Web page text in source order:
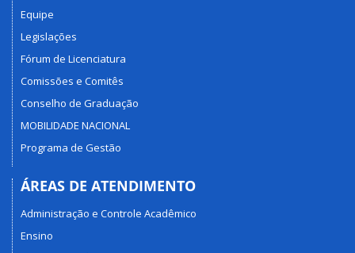
Equipe
Legislações
Fórum de Licenciatura
Comissões e Comitês
Conselho de Graduação
MOBILIDADE NACIONAL
Programa de Gestão
ÁREAS DE ATENDIMENTO
Administração e Controle Acadêmico
Ensino